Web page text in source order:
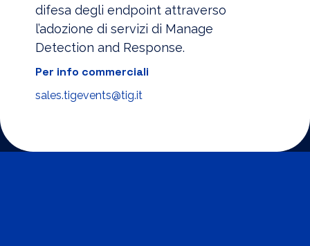
difesa degli endpoint attraverso
l’adozione di servizi di Manage
Detection and Response.
Per info commerciali
sales.tigevents@tig.it